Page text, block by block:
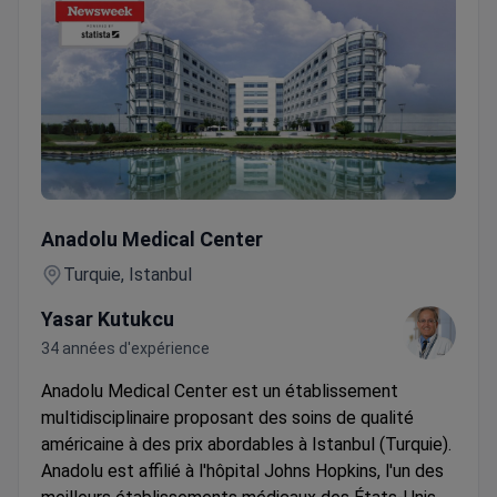
Anadolu Medical Center
Turquie, Istanbul
Yasar Kutukcu
34 années d'expérience
Anadolu Medical Center est un établissement
multidisciplinaire proposant des soins de qualité
américaine à des prix abordables à Istanbul (Turquie).
Anadolu est affilié à l'hôpital Johns Hopkins, l'un des